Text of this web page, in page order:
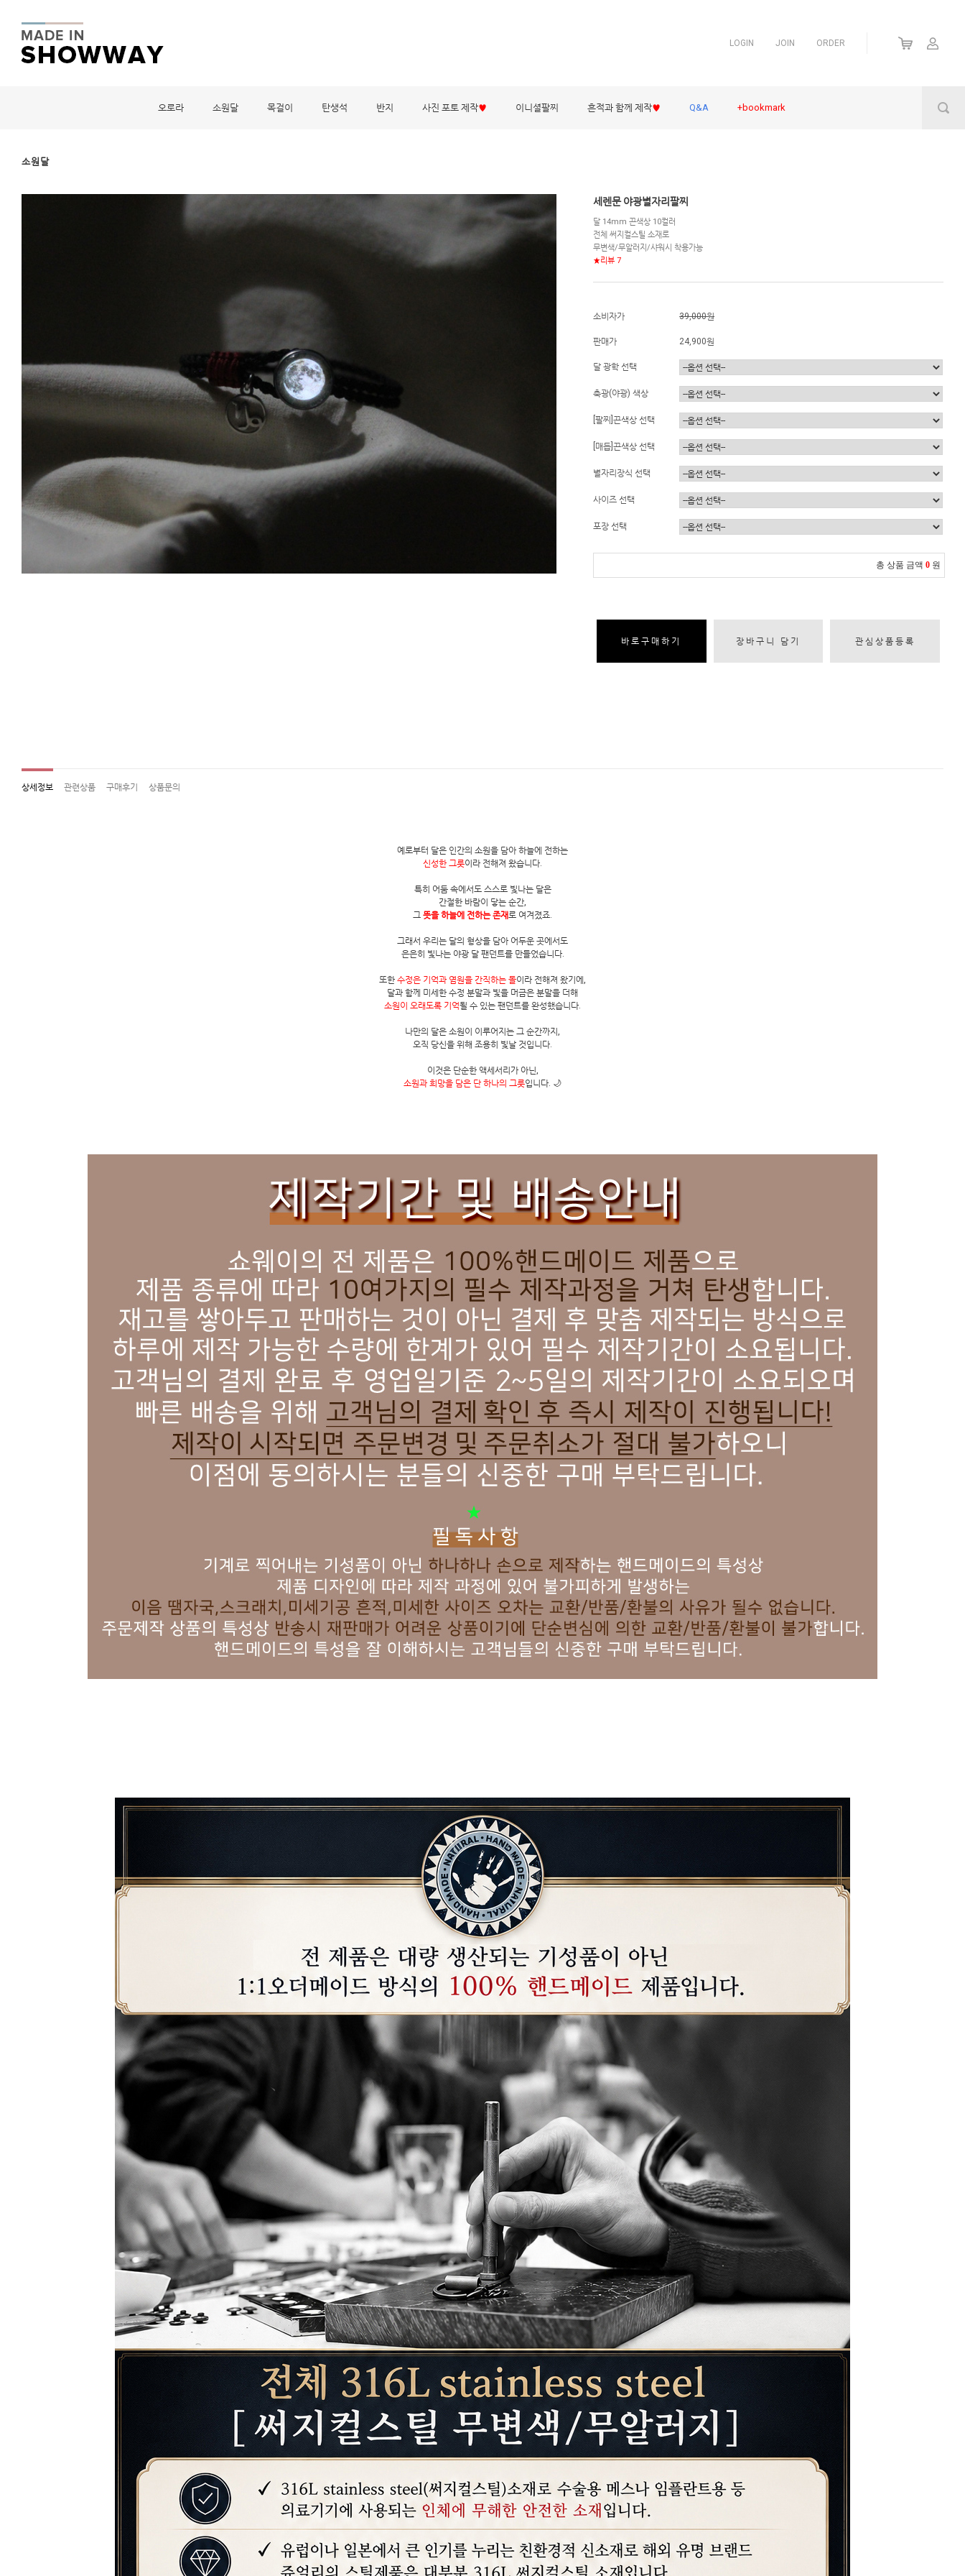
LOGIN JOIN ORDER
오로라 소원달 목걸이 탄생석 반지 사진 포토 제작♥ 이니셜팔찌 흔적과 함께 제작♥ Q&A +bookmark
소원달
세렌문 야광별자리팔찌
달 14mm 끈색상 10컬러
전체 써지컬스틸 소재로
무변색/무알러지/샤워시 착용가능
★리뷰 7
소비자가 39,000원
판매가 24,900원
달 광학 선택
축광(야광) 색상
[팔찌]끈색상 선택
[매듭]끈색상 선택
별자리장식 선택
사이즈 선택
포장 선택
총 상품 금액 0 원
바로구매하기 장바구니 담기 관심상품등록
상세정보 관련상품 구매후기 상품문의
예로부터 달은 인간의 소원을 담아 하늘에 전하는
신성한 그릇이라 전해져 왔습니다.
특히 어둠 속에서도 스스로 빛나는 달은
간절한 바람이 닿는 순간,
그 뜻을 하늘에 전하는 존재로 여겨졌죠.
그래서 우리는 달의 형상을 담아 어두운 곳에서도
은은히 빛나는 야광 달 팬던트를 만들었습니다.
또한 수정은 기억과 염원을 간직하는 돌이라 전해져 왔기에,
달과 함께 미세한 수정 분말과 빛을 머금은 분말을 더해
소원이 오래도록 기억될 수 있는 팬던트를 완성했습니다.
나만의 달은 소원이 이루어지는 그 순간까지,
오직 당신을 위해 조용히 빛날 것입니다.
이것은 단순한 액세서리가 아닌,
소원과 희망을 담은 단 하나의 그릇입니다. 🌙